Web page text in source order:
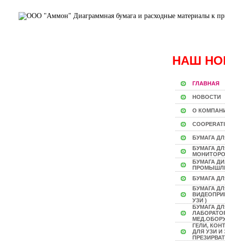
НАШ
ГЛАВНАЯ
НОВОСТИ
О
БУМАГА
БУМАГА
БУМАГА
БУМАГА
БУМАГА
УЗИ )
БУМАГА
ГЕЛИ,
ДЛЯ УЗИ И